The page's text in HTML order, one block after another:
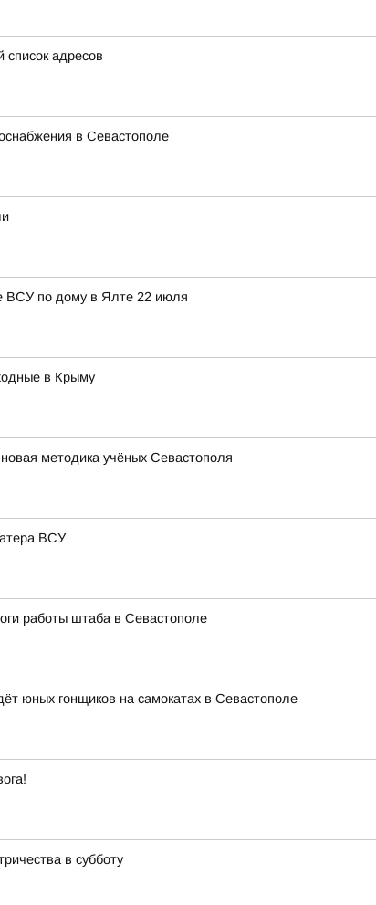
список адресов
в Севастополе
ВСУ по дому в Ялте 22 июля
в Крыму
методика учёных Севастополя
ВСУ
работы штаба в Севастополе
юных гонщиков на самокатах в Севастополе
в субботу